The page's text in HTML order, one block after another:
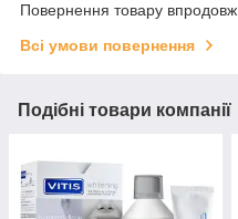
Повернення товару
Всі умови повернення
Подібні товари компанії